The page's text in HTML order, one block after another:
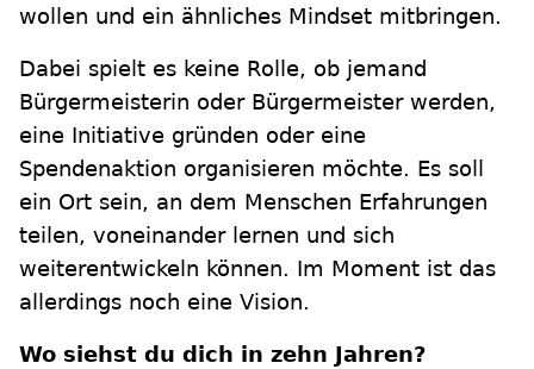
wollen und ein ähnliches Mindset mitbringen.
Dabei spielt es keine Rolle, ob jemand
Bürgermeisterin oder Bürgermeister werden,
eine Initiative gründen oder eine
Spendenaktion organisieren möchte. Es soll
ein Ort sein, an dem Menschen Erfahrungen
teilen, voneinander lernen und sich
weiterentwickeln können. Im Moment ist das
allerdings noch eine Vision.
Wo siehst du dich in zehn Jahren?